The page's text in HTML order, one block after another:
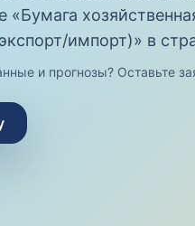
импорт)» в
и прогнозы? Оставьте